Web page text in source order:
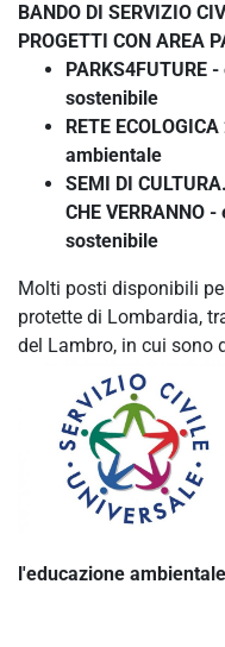
BANDO DI SERVIZIO
PROGETTI CON AREA
PARKS4FUTURE
sostenibile
RETE
ambientale
SEMI DI
CHE VERRANNO
sostenibile
Molti posti disponibili
protette di Lombardia,
del Lambro, in cui sono
l'educazione